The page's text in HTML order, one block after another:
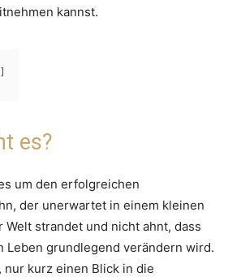
kannst.
es?
um den erfolgreichen
der unerwartet in einem kleinen
Welt strandet und nicht ahnt, dass
Leben grundlegend verändern wird.
nur kurz einen Blick in die